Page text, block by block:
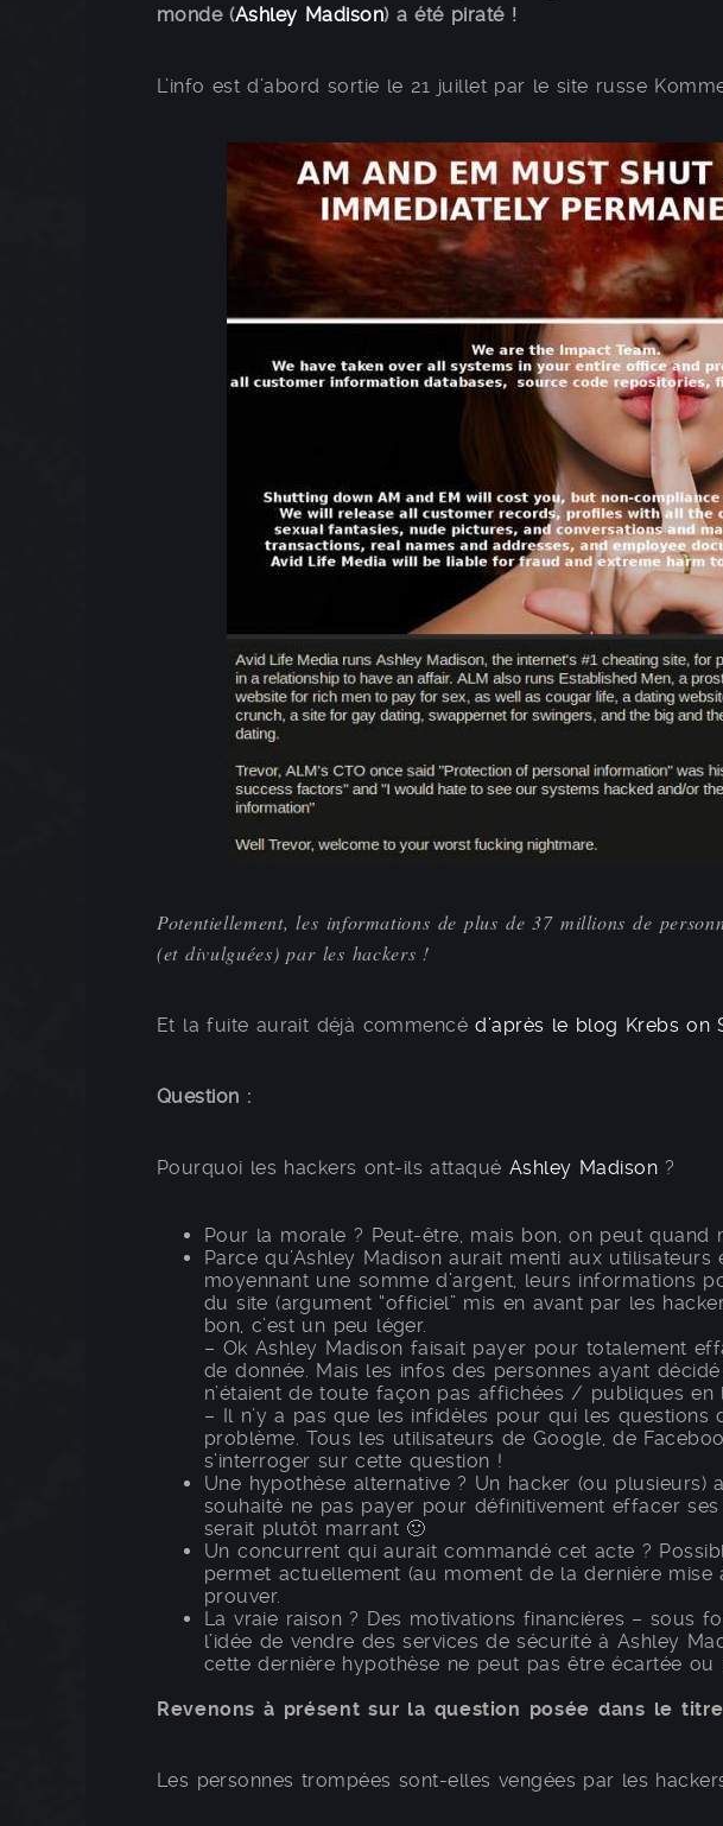
monde (Ashley Madison) a été piraté !
L’info est d’abord sortie le 21 juillet par le site russe
Potentiellement, les informations de plus de 37 millions de
(et divulguées) par les hackers !
Et la fuite aurait déjà commencéd’après le blog Krebs on
Question :
Pourquoi les hackers ont-ils attaqué Ashley Madison ?
Pour la morale ? Peut-être, mais bon, on peut quand
Parce qu’Ashley Madison aurait menti aux
moyennant une somme d’argent, leurs informations
du site (argument “officiel” mis en avant par les
bon, c’est un peu léger.
– Ok Ashley Madison faisait payer pour totalement
de donnée. Mais les infos des personnes ayant
n’étaient de toute façon pas affichées / publiques en
– Il n’y a pas que les infidèles pour qui les questions
problème. Tous les utilisateurs de Google, de
s’interroger sur cette question !
Une hypothèse alternative ? Un hacker (ou plusieurs)
souhaité ne pas payer pour définitivement effacer
serait plutôt marrant 🙂
Un concurrent qui aurait commandé cet acte ?
permet actuellement (au moment de la dernière
prouver.
La vraie raison ? Des motivations financières – sous
l’idée de vendre des services de sécurité à Ashley
cette dernière hypothèse ne peut pas être écartée ou
Revenons à présent sur la question posée dans le
Les personnes trompées sont-elles vengées par les